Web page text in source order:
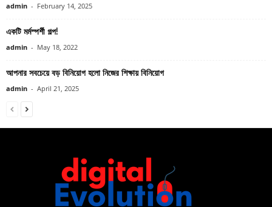
admin - February 14, 2025
একটি মর্মস্পর্শী গল্প!
admin - May 18, 2022
আপনার সবচেয়ে বড় বিনিয়োগ হলো নিজের শিক্ষায় বিনিয়োগ
admin - April 21, 2025